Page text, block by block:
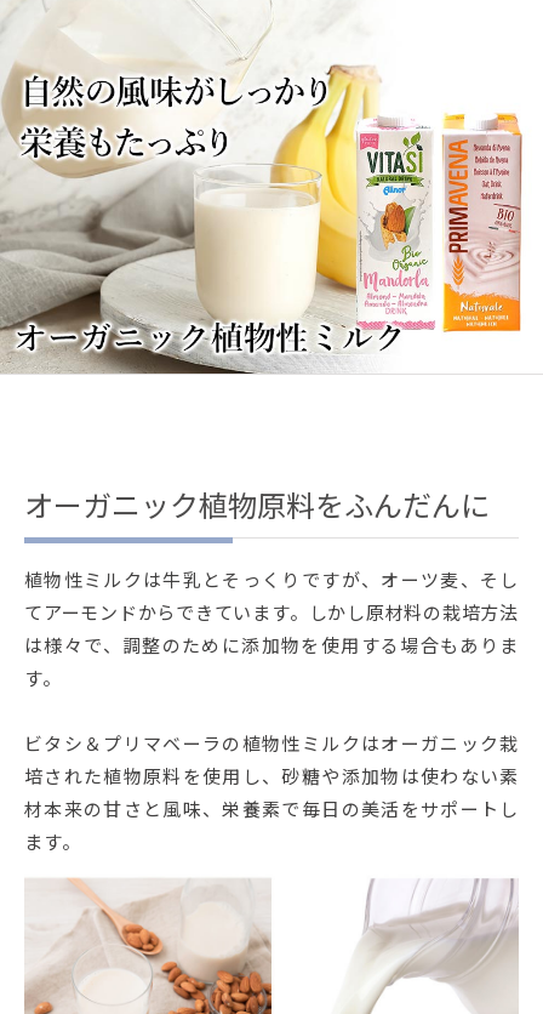
オーガニック植物原料をふんだんに
植物性ミルクは牛乳とそっくりですが、オーツ麦、そし
てアーモンドからできています。しかし原材料の栽培方法
は様々で、調整のために添加物を使用する場合もありま
す。
ビタシ＆プリマベーラの植物性ミルクはオーガニック栽
培された植物原料を使用し、砂糖や添加物は使わない素
材本来の甘さと風味、栄養素で毎日の美活をサポートし
ます。